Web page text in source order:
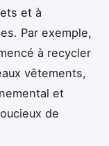
et à
Par exemple,
à recycler
vêtements,
et
de